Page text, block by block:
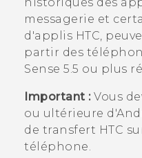
historiques des
messagerie et
d'applis HTC,
partir des
Sense 5.5 ou plus
Important :Vous
ou ultérieure d'
de transfert HTC
téléphone.